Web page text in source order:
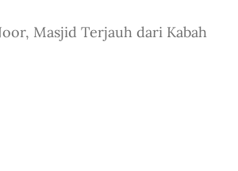
Masjid Terjauh dari Kabah